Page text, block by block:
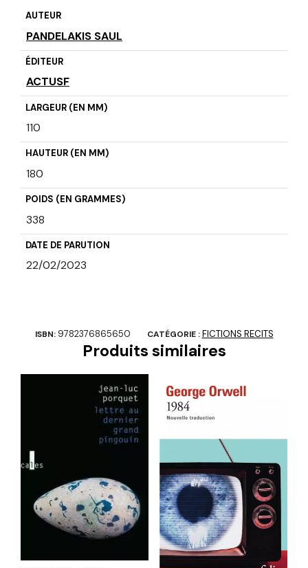
AUTEUR
PANDELAKIS SAUL
ÉDITEUR
ACTUSF
LARGEUR (EN MM)
110
HAUTEUR (EN MM)
180
POIDS (EN GRAMMES)
338
DATE DE PARUTION
22/02/2023
ISBN: 9782376865650 CATÉGORIE :FICTIONS RECITS
Produits similaires